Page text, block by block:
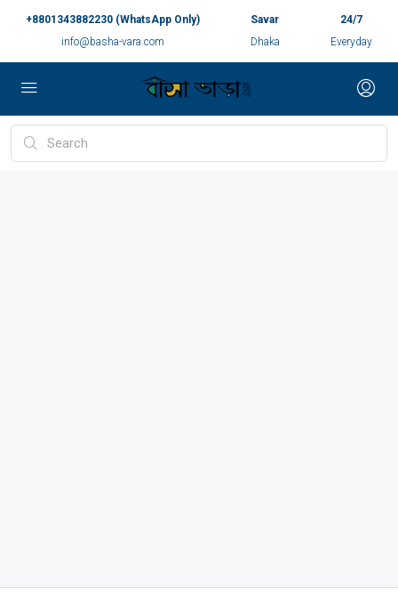
+8801343882230 (WhatsApp Only)
info@basha-vara.com
Savar
Dhaka
24/7
Everyday